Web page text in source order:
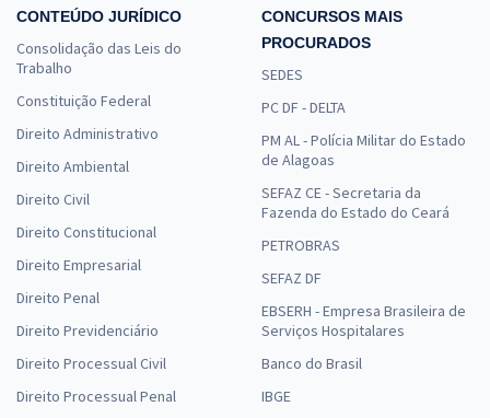
CONTEÚDO JURÍDICO
Consolidação das Leis do
Trabalho
Constituição Federal
Direito Administrativo
Direito Ambiental
Direito Civil
Direito Constitucional
Direito Empresarial
Direito Penal
Direito Previdenciário
Direito Processual Civil
Direito Processual Penal
CONCURSOS MAIS
PROCURADOS
SEDES
PC DF - DELTA
PM AL - Polícia Militar do Estado
de Alagoas
SEFAZ CE - Secretaria da
Fazenda do Estado do Ceará
PETROBRAS
SEFAZ DF
EBSERH - Empresa Brasileira de
Serviços Hospitalares
Banco do Brasil
IBGE